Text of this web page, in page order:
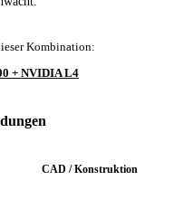
Kombination:
+ NVIDIA L4
CAD / Konstruktion